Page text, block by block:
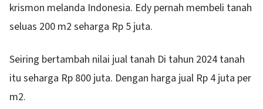
krismon melanda Indonesia. Edy pernah membeli tanah
seluas 200 m2 seharga Rp 5 juta.
Seiring bertambah nilai jual tanah Di tahun 2024 tanah
itu seharga Rp 800 juta. Dengan harga jual Rp 4 juta per
m2.